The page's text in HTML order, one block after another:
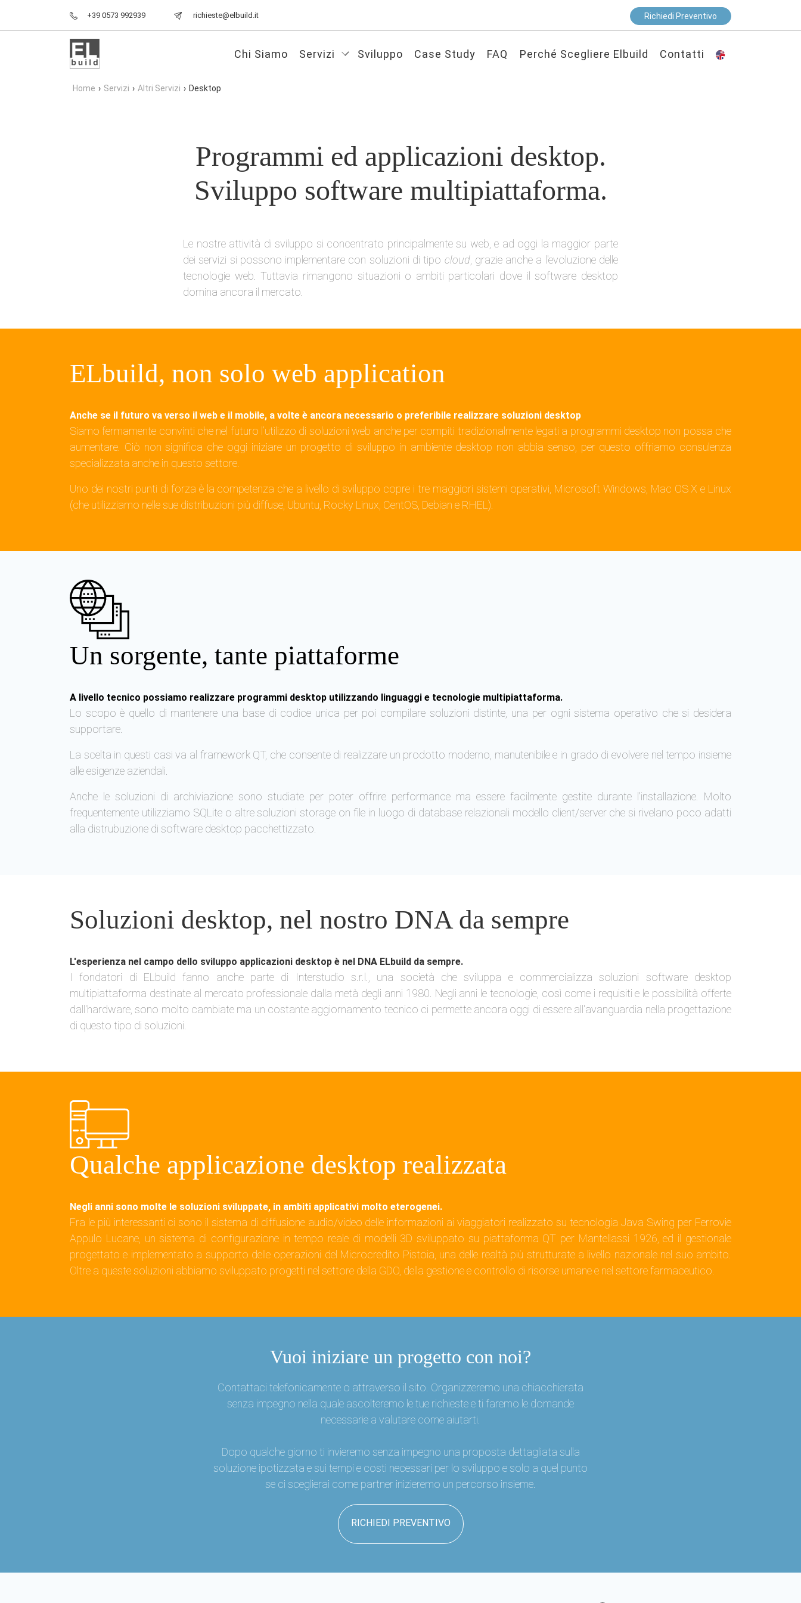
+39 0573 992939 richieste@elbuild.it Richiedi Preventivo
Chi Siamo Servizi Sviluppo Case Study FAQ Perché Scegliere Elbuild Contatti
Home › Servizi › Altri Servizi › Desktop
Programmi ed applicazioni desktop.
Sviluppo software multipiattaforma.
Le nostre attività di sviluppo si concentrato principalmente su web, e ad oggi la maggior parte
dei servizi si possono implementare con soluzioni di tipo cloud, grazie anche a l'evoluzione delle
tecnologie web. Tuttavia rimangono situazioni o ambiti particolari dove il software desktop
domina ancora il mercato.
ELbuild, non solo web application
Anche se il futuro va verso il web e il mobile, a volte è ancora necessario o preferibile realizzare soluzioni desktop
Siamo fermamente convinti che nel futuro l’utilizzo di soluzioni web anche per compiti tradizionalmente legati a programmi desktop non possa che
aumentare. Ciò non significa che oggi iniziare un progetto di sviluppo in ambiente desktop non abbia senso, per questo offriamo consulenza
specializzata anche in questo settore.
Uno dei nostri punti di forza è la competenza che a livello di sviluppo copre i tre maggiori sistemi operativi, Microsoft Windows, Mac OS X e Linux
(che utilizziamo nelle sue distribuzioni più diffuse, Ubuntu, Rocky Linux, CentOS, Debian e RHEL).
Un sorgente, tante piattaforme
A livello tecnico possiamo realizzare programmi desktop utilizzando linguaggi e tecnologie multipiattaforma.
Lo scopo è quello di mantenere una base di codice unica per poi compilare soluzioni distinte, una per ogni sistema operativo che si desidera
supportare.
La scelta in questi casi va al framework QT, che consente di realizzare un prodotto moderno, manutenibile e in grado di evolvere nel tempo insieme
alle esigenze aziendali.
Anche le soluzioni di archiviazione sono studiate per poter offrire performance ma essere facilmente gestite durante l'installazione. Molto
frequentemente utilizziamo SQLite o altre soluzioni storage on file in luogo di database relazionali modello client/server che si rivelano poco adatti
alla distrubuzione di software desktop pacchettizzato.
Soluzioni desktop, nel nostro DNA da sempre
L'esperienza nel campo dello sviluppo applicazioni desktop è nel DNA ELbuild da sempre.
I fondatori di ELbuild fanno anche parte di Interstudio s.r.l., una società che sviluppa e commercializza soluzioni software desktop
multipiattaforma destinate al mercato professionale dalla metà degli anni 1980. Negli anni le tecnologie, così come i requisiti e le possibilità offerte
dall'hardware, sono molto cambiate ma un costante aggiornamento tecnico ci permette ancora oggi di essere all'avanguardia nella progettazione
di questo tipo di soluzioni.
Qualche applicazione desktop realizzata
Negli anni sono molte le soluzioni sviluppate, in ambiti applicativi molto eterogenei.
Fra le più interessanti ci sono il sistema di diffusione audio/video delle informazioni ai viaggiatori realizzato su tecnologia Java Swing per Ferrovie
Appulo Lucane, un sistema di configurazione in tempo reale di modelli 3D sviluppato su piattaforma QT per Mantellassi 1926, ed il gestionale
progettato e implementato a supporto delle operazioni del Microcredito Pistoia, una delle realtà più strutturate a livello nazionale nel suo ambito.
Oltre a queste soluzioni abbiamo sviluppato progetti nel settore della GDO, della gestione e controllo di risorse umane e nel settore farmaceutico.
Vuoi iniziare un progetto con noi?
Contattaci telefonicamente o attraverso il sito. Organizzeremo una chiacchierata
senza impegno nella quale ascolteremo le tue richieste e ti faremo le domande
necessarie a valutare come aiutarti.
Dopo qualche giorno ti invieremo senza impegno una proposta dettagliata sulla
soluzione ipotizzata e sui tempi e costi necessari per lo sviluppo e solo a quel punto
se ci sceglierai come partner inizieremo un percorso insieme.
RICHIEDI PREVENTIVO